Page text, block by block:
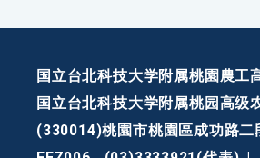
国立台北科技大学附属桃園農工
国立台北科技大学附属桃园高级
(330014)桃園市桃園區成功路二